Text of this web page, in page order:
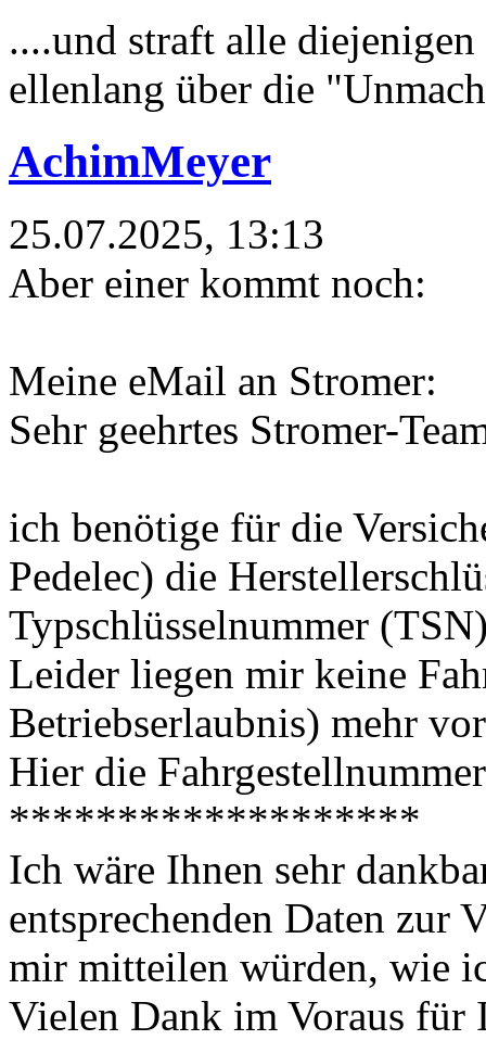
....und straft alle
ellenlang über die
AchimMeyer
25.07.2025, 13:13
Aber einer kommt noch:
Meine eMail an Stromer:
Sehr geehrtes Stromer-
ich benötige für die
Pedelec) die
Typschlüsselnummer
Leider liegen mir keine
Betriebserlaubnis) mehr
Hier die
*******************
Ich wäre Ihnen sehr
entsprechenden Daten zur
mir mitteilen würden, wie
Vielen Dank im Voraus für